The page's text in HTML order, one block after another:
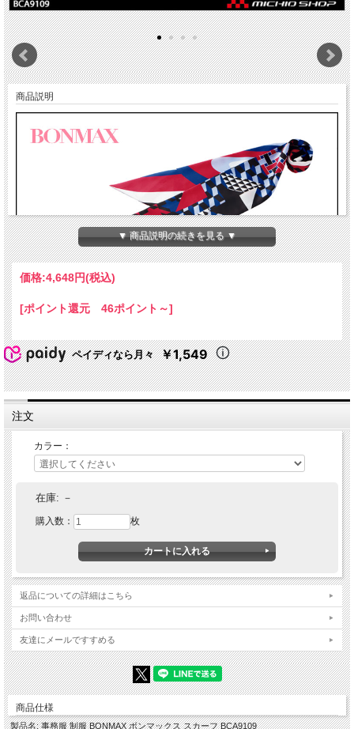
商品説明
▼ 商品説明の続きを見る ▼
価格:4,648円(税込)
[ポイント還元 46ポイント～]
ペイディなら月々 ￥1,549
注文
カラー：
在庫: －
購入数： 枚
返品についての詳細はこちら
お問い合わせ
友達にメールですすめる
商品仕様
製品名: 事務服 制服 BONMAX ボンマックス スカーフ BCA9109